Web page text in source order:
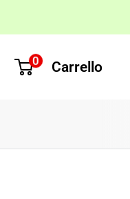
0 Carrello